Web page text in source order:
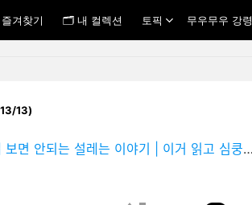
즐겨찾기 🗂 내 컬렉션 토픽 무우무우 강령
(13/13)
안되는 설레는 이야기 | 이거 읽고 심쿵사…"